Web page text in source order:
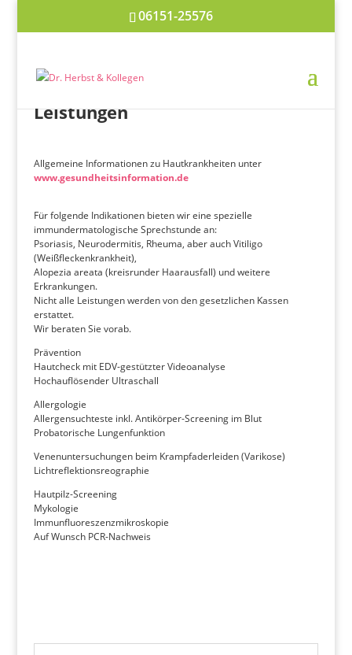
06151-25576
Leistungen
Allgemeine Informationen zu Hautkrankheiten unter
www.gesundheitsinformation.de
Für folgende Indikationen bieten wir eine spezielle
immundermatologische Sprechstunde an:
Psoriasis, Neurodermitis, Rheuma, aber auch Vitiligo
(Weißfleckenkrankheit),
Alopezia areata (kreisrunder Haarausfall) und weitere
Erkrankungen.
Nicht alle Leistungen werden von den gesetzlichen Kassen
erstattet.
Wir beraten Sie vorab.
Prävention
Hautcheck mit EDV-gestützter Videoanalyse
Hochauflösender Ultraschall
Allergologie
Allergensuchteste inkl. Antikörper-Screening im Blut
Probatorische Lungenfunktion
Venenuntersuchungen beim Krampfaderleiden (Varikose)
Lichtreflektionsreographie
Hautpilz-Screening
Mykologie
Immunfluoreszenzmikroskopie
Auf Wunsch PCR-Nachweis